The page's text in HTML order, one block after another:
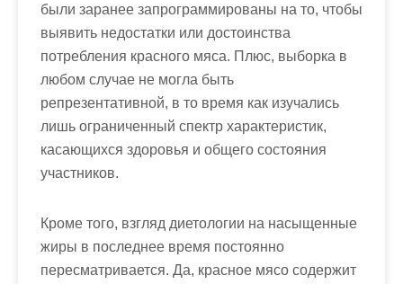
были заранее запрограммированы на то, чтобы
выявить недостатки или достоинства
потребления красного мяса. Плюс, выборка в
любом случае не могла быть
репрезентативной, в то время как изучались
лишь ограниченный спектр характеристик,
касающихся здоровья и общего состояния
участников.
Кроме того, взгляд диетологии на насыщенные
жиры в последнее время постоянно
пересматривается. Да, красное мясо содержит